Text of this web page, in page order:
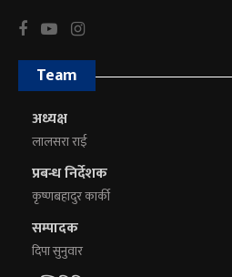
Team
अध्यक्ष
लालसरा राई
प्रबन्ध निर्देशक
कृष्णबहादुर कार्की
सम्पादक
दिपा सुनुवार